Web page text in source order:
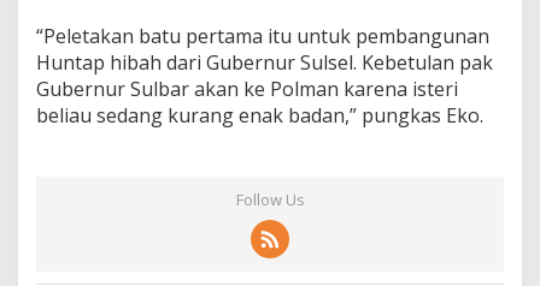
n
t
a
p
“Peletakan batu pertama itu untuk pembangunan
Huntap hibah dari Gubernur Sulsel. Kebetulan pak
Gubernur Sulbar akan ke Polman karena isteri
beliau sedang kurang enak badan,” pungkas Eko.
Follow Us